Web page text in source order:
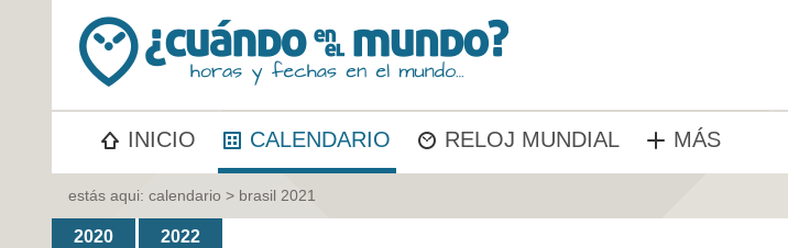
INICIO CALENDARIO RELOJ MUNDIAL MÁS
estás aqui: calendario > brasil 2021
2020 2022